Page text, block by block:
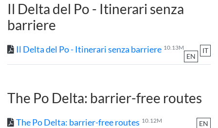
Il Delta del Po - Itinerari senza
barriere
Il Delta del Po - Itinerari senza barriere 10.13M IT
EN
The Po Delta: barrier-free routes
The Po Delta: barrier-free routes 10.12M EN